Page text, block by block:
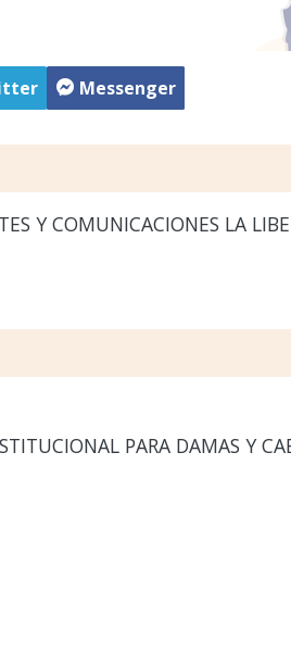
Messenger
Y COMUNICACIONES LA
PARA DAMAS Y